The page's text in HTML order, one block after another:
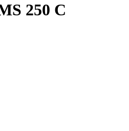
250 C